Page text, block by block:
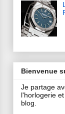
Bienvenue
Je partage
l'horlogerie
blog.